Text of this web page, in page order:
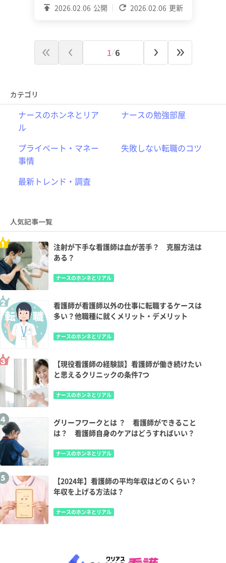
2026.02.06 公開 2026.02.06 更新
1 6
カテゴリ
ナースのホンネとリア
ル
ナースの勉強部屋
プライベート・マネー
事情
失敗しない転職のコツ
最新トレンド・調査
人気記事一覧
注射が下手な看護師は血が苦手？ 克服方法は
ある？
ナースのホンネとリアル
看護師が看護師以外の仕事に転職するケースは
多い？他職種に就くメリット・デメリット
ナースのホンネとリアル
【現役看護師の経験談】看護師が働き続けたい
と思えるクリニックの条件7つ
ナースのホンネとリアル
グリーフワークとは ？ 看護師ができること
は？ 看護師自身のケアはどうすればいい？
ナースのホンネとリアル
【2024年】看護師の平均年収はどのくらい？
年収を上げる方法は？
ナースのホンネとリアル